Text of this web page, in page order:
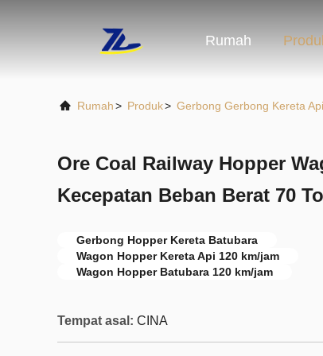
Rumah
Rumah> Produk> Gerbong Gerbong Kereta Api
Ore Coal Railway Hopper
Kecepatan Beban Berat 70
Gerbong Hopper Kereta Batubara
Wagon Hopper Kereta Api 120 km/jam
Wagon Hopper Batubara 120 km/jam
Tempat asal: CINA